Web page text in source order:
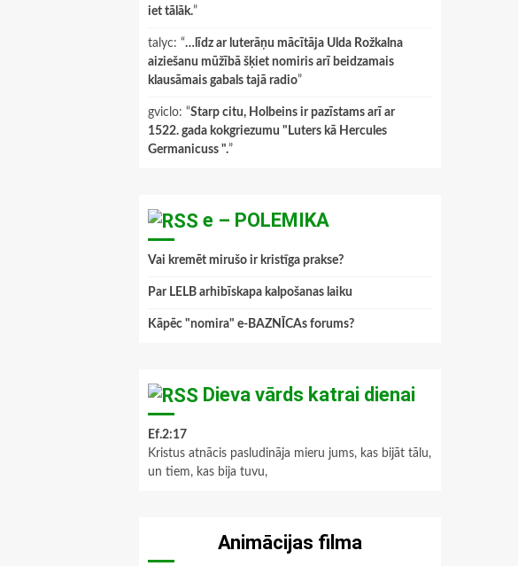
iet tālāk.”
talyc: “…līdz ar luterāņu mācītāja Ulda Rožkalna
aiziešanu mūžībā šķiet nomiris arī beidzamais
klausāmais gabals tajā radio”
gviclo: “Starp citu, Holbeins ir pazīstams arī ar
1522. gada kokgriezumu "Luters kā Hercules
Germanicuss ".”
e – POLEMIKA
Vai kremēt mirušo ir kristīga prakse?
Par LELB arhibīskapa kalpošanas laiku
Kāpēc "nomira" e-BAZNĪCAs forums?
Dieva vārds katrai dienai
Ef.2:17
Kristus atnācis pasludināja mieru jums, kas bijāt tālu,
un tiem, kas bija tuvu,
Animācijas filma